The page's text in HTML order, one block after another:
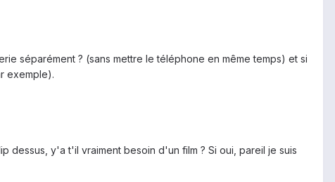
séparément ? (sans mettre le téléphone en même temps) et si
exemple).
dessus, y'a t'il vraiment besoin d'un film ? Si oui, pareil je suis